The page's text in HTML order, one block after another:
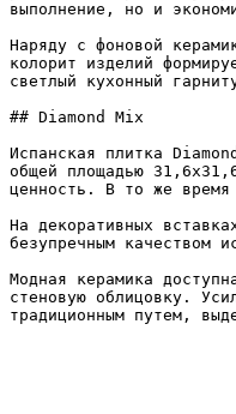
выполнение, но и
Наряду с фоновой
колорит изделий
светлый кухонный
## Diamond Mix
Испанская плитка
общей площадью
ценность. В то же время
На декоративных
безупречным качеством
Модная керамика
стеновую облицовку.
традиционным путем,